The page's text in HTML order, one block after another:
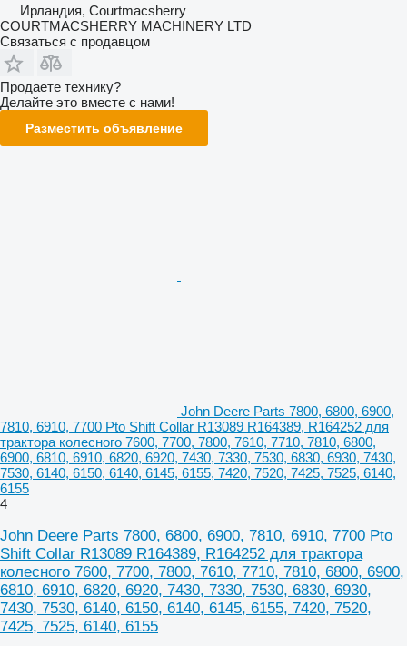
Ирландия, Courtmacsherry
COURTMACSHERRY MACHINERY LTD
Связаться с продавцом
Продаете технику?
Делайте это вместе с нами!
Разместить объявление
John Deere Parts 7800, 6800, 6900,
7810, 6910, 7700 Pto Shift Collar R13089 R164389, R164252 для
трактора колесного 7600, 7700, 7800, 7610, 7710, 7810, 6800,
6900, 6810, 6910, 6820, 6920, 7430, 7330, 7530, 6830, 6930, 7430,
7530, 6140, 6150, 6140, 6145, 6155, 7420, 7520, 7425, 7525, 6140,
6155
4
John Deere Parts 7800, 6800, 6900, 7810, 6910, 7700 Pto
Shift Collar R13089 R164389, R164252 для трактора
колесного 7600, 7700, 7800, 7610, 7710, 7810, 6800, 6900,
6810, 6910, 6820, 6920, 7430, 7330, 7530, 6830, 6930,
7430, 7530, 6140, 6150, 6140, 6145, 6155, 7420, 7520,
7425, 7525, 6140, 6155